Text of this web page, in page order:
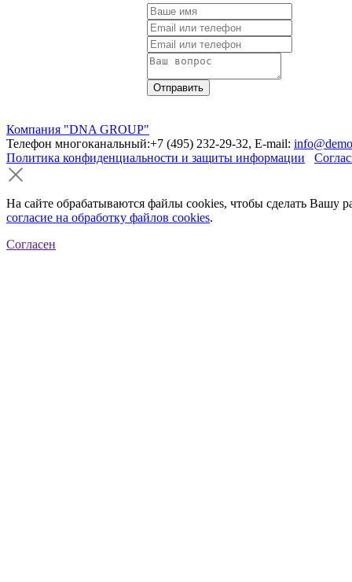
Компания "DNA GROUP"
Телефон многоканальный:+7 (495) 232-29-32, E-mail:
Политика конфиденциальности и защиты информации
На сайте обрабатываются файлы cookies, чтобы сделать Вашу
согласие на обработку файлов cookies.
Согласен